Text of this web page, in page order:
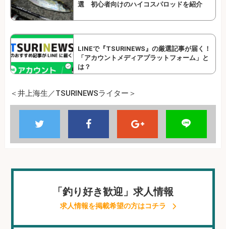
選 初心者向けのハイコスパロッドを紹介
LINEで『TSURINEWS』の厳選記事が届く！
「アカウントメディアプラットフォーム」と
は？
＜井上海生／TSURINEWSライター＞
「釣り好き歓迎」求人情報
求人情報を掲載希望の方はコチラ